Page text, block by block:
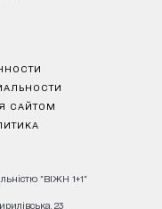
САЙТОМ
"ВІЖН 1+1"
23